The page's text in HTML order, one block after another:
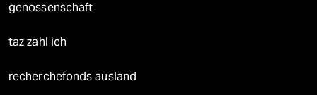
genossenschaft
taz zahl ich
recherchefonds ausland